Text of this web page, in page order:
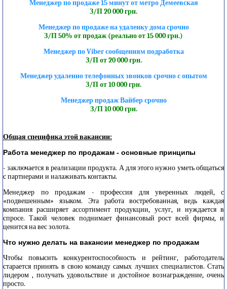
Менеджер по продаже 15 минут от метро Демеевская
З/П 20 000 грн.
Менеджер по продаже на удаленку дома срочно
З/П 50% от продаж (реально от 15 000 грн.)
Менеджер по Viber сообщениям подработка
З/П от 20 000 грн.
Менеджер удаленно телефонных звонков срочно с опытом
З/П от 10 000 грн.
Менеджер продаж Вайбер срочно
З/П 10 000 грн.
Общая специфика этой вакансии:
Работа менеджер по продажам - основные принципы
- заключается в реализации продукта. А для этого нужно уметь общаться
с партнерами и налаживать контакты.
Менеджер по продажам - профессия для уверенных людей, с
«подвешенным» языком. Эта работа востребованная, ведь каждая
компания расширяет ассортимент продукции, услуг, и нуждается в
спросе. Такой человек поднимает финансовый рост всей фирмы, и
ценится на вес золота.
Что нужно делать на вакансии менеджер по продажам
Чтобы повысить конкурентоспособность и рейтинг, работодатель
старается принять в свою команду самых лучших специалистов. Стать
лидером , получать удовольствие и достойное вознаграждение, очень
просто.